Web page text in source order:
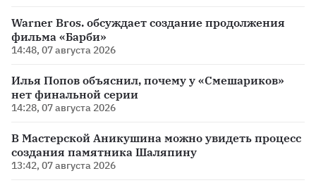
Warner Bros. обсуждает создание продолжения
фильма «Барби»
14:48, 07 августа 2026
Илья Попов объяснил, почему у «Смешариков»
нет финальной серии
14:28, 07 августа 2026
В Мастерской Аникушина можно увидеть процесс
создания памятника Шаляпину
13:42, 07 августа 2026